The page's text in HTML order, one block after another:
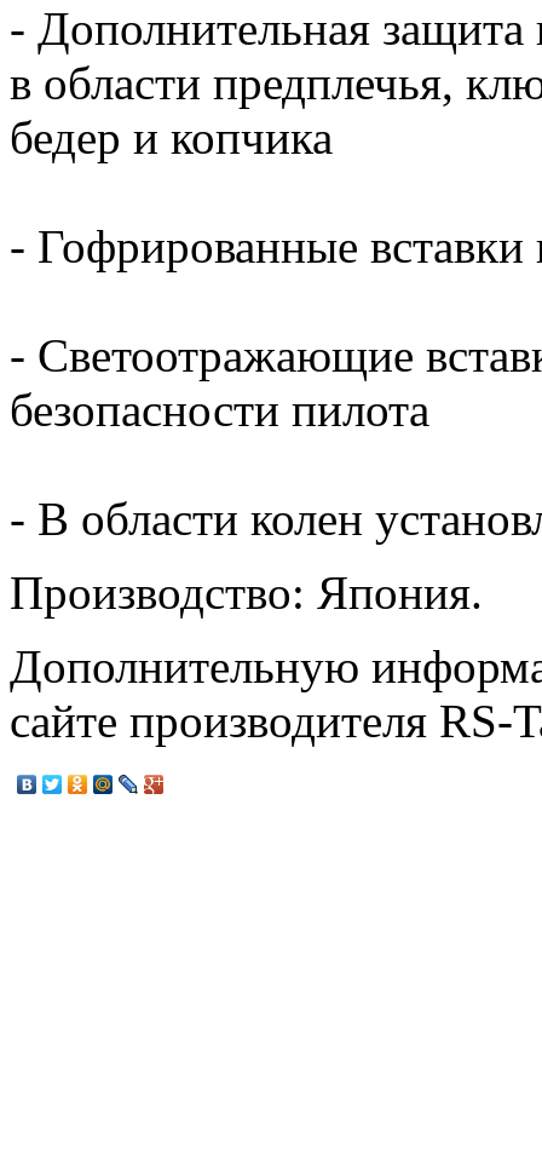
- Дополнительная
в области предплечья,
бедер и копчика
- Гофрированные вставки
- Светоотражающие
безопасности пилота
- В области колен
Производство: Япония.
Дополнительную
сайте производителя RS-